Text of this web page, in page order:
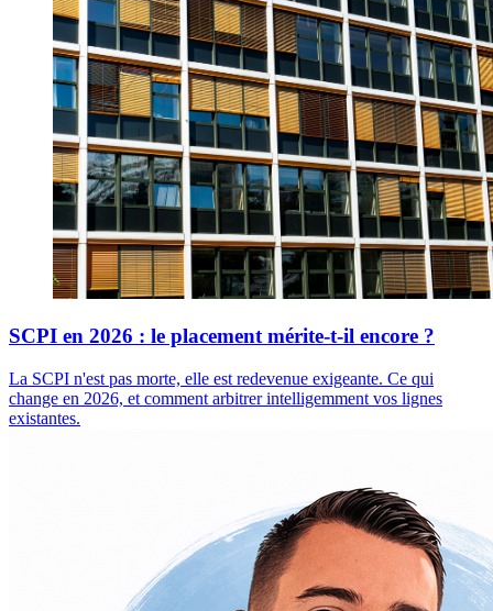
SCPI en 2026 : le placement mérite-t-il encore ?
La SCPI n'est pas morte, elle est redevenue exigeante. Ce qui
change en 2026, et comment arbitrer intelligemment vos lignes
existantes.